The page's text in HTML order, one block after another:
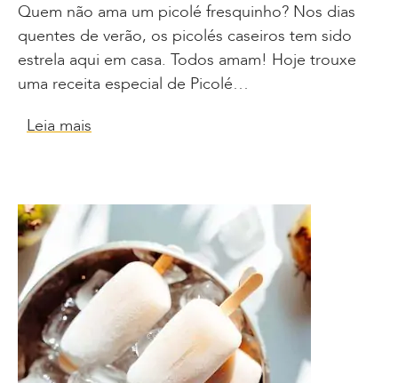
Quem não ama um picolé fresquinho? Nos dias
quentes de verão, os picolés caseiros tem sido
estrela aqui em casa. Todos amam! Hoje trouxe
uma receita especial de Picolé…
Leia mais